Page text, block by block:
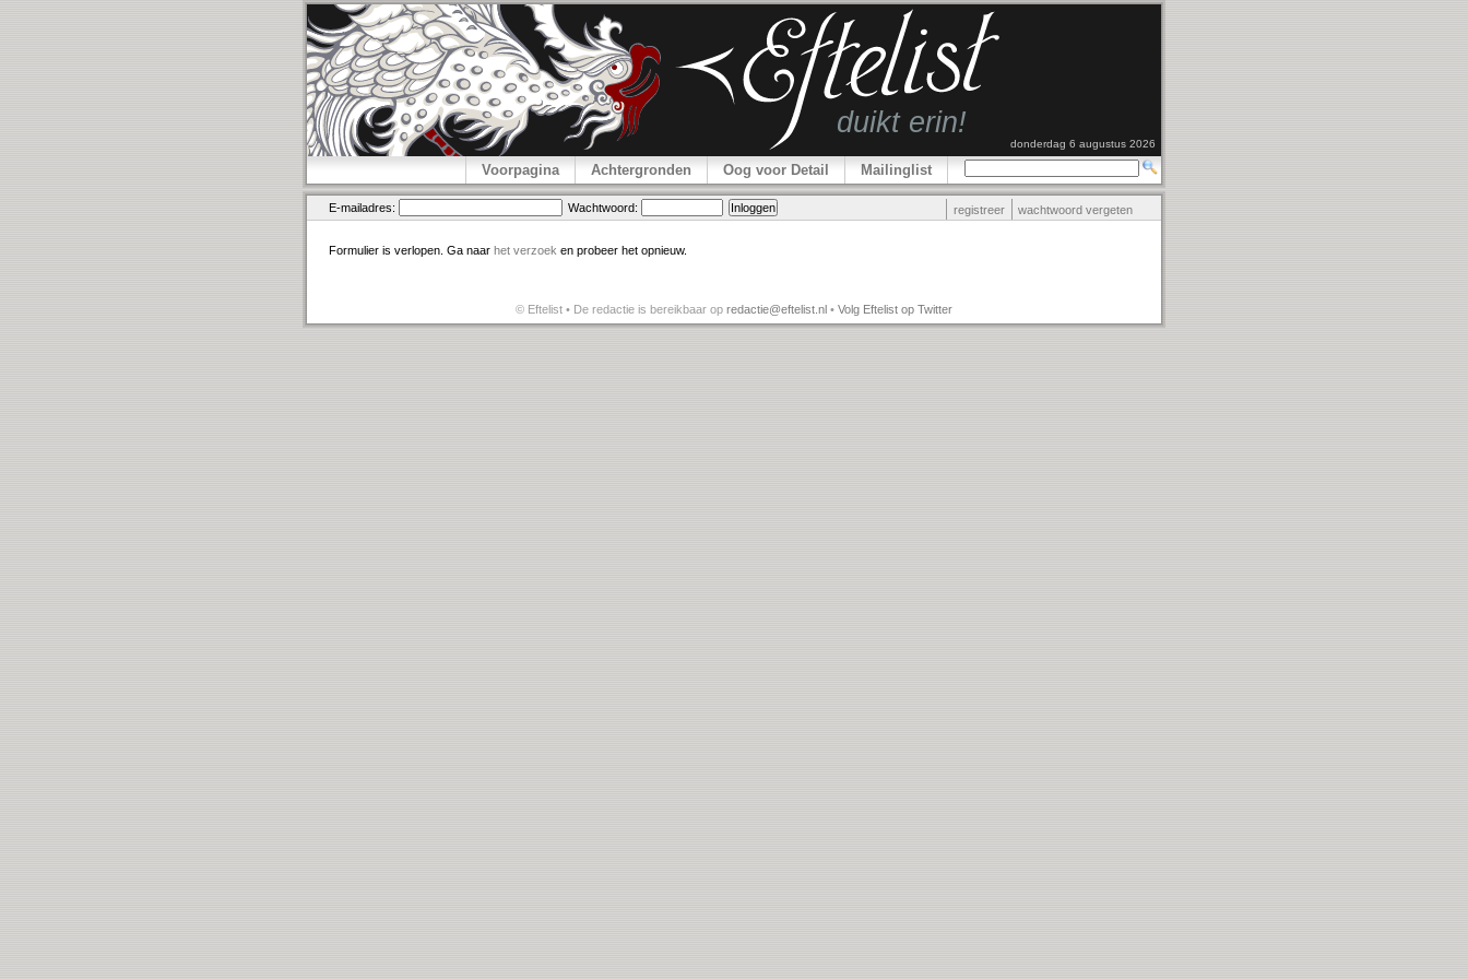
donderdag 6 augustus 2026
Voorpagina Achtergronden Oog voor Detail Mailinglist
E-mailadres: Wachtwoord: registreer wachtwoord vergeten
Formulier is verlopen. Ga naar het verzoek en probeer het opnieuw.
© Eftelist • De redactie is bereikbaar op redactie@eftelist.nl • Volg Eftelist op Twitter